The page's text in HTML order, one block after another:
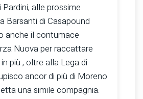
alle prossime
Barsanti di Casapound
anche il contumace
Nuova per raccattare
più , oltre alla Lega di
ancor di più di Moreno
una simile compagnia.